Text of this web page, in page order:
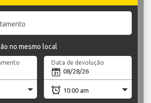
no mesmo local
Data de devolução